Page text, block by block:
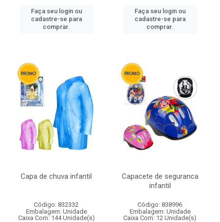
Faça seu login ou
cadastre-se para
comprar.
Faça seu login ou
cadastre-se para
comprar.
Capa de chuva infantil
Código: 832332
Embalagem: Unidade
Caixa Com: 144 Unidade(s)
Capacete de seguranca
infantil
Código: 838996
Embalagem: Unidade
Caixa Com: 12 Unidade(s)